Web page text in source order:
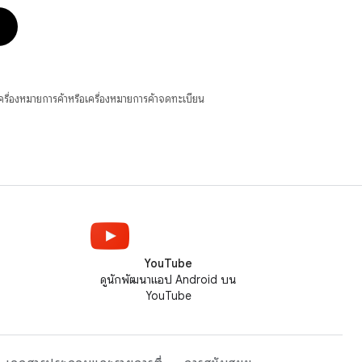
องหมายการค้าหรือเครื่องหมายการค้าจดทะเบียน
YouTube
ดูนักพัฒนาแอป Android บน
YouTube